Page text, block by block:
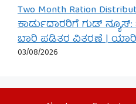
Two Month Ration
ಕಾರ್ಡುದಾರರಿಗೆ ಗುಡ್
ಬಾರಿ ಪಡಿತರ ವಿತರಣೆ |
03/08/2026